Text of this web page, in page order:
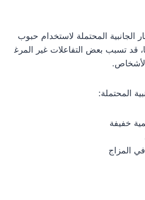
الجانبية المحتملة لاستخدام حبوب
قد تسبب بعض التفاعلات غير المرغ
المحتملة:
خفيفة
المزاج